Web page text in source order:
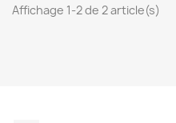
Affichage 1-2 de 2 article(s)